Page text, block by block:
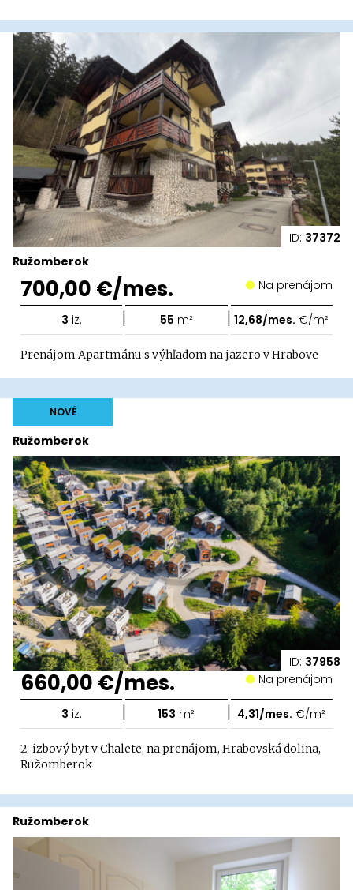
ID: 37372
Ružomberok
700,00 €/mes. Na prenájom
3 iz. | 55 m² | 12,68/mes. €/m²
Prenájom Apartmánu s výhľadom na jazero v Hrabove
ID: 37958
Ružomberok
NOVÉ
660,00 €/mes. Na prenájom
3 iz. | 153 m² | 4,31/mes. €/m²
2-izbový byt v Chalete, na prenájom, Hrabovská dolina,
Ružomberok
Ružomberok